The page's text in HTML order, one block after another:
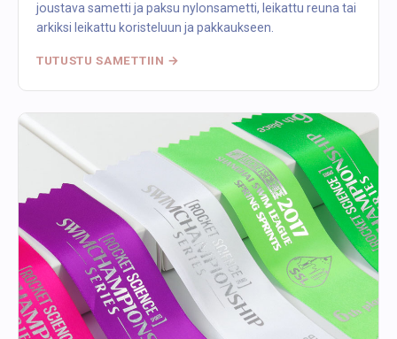
joustava sametti ja paksu nylonsametti, leikattu reuna tai
arkiksi leikattu koristeluun ja pakkaukseen.
TUTUSTU SAMETTIIN